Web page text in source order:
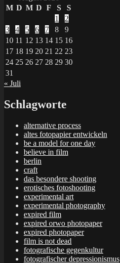
M D M D F S
S
1
2
3
4 5 6 7 8
9
10 11 12 13 14 15 16
17 18 19 20 21 22 23
24 25 26 27 28 29 30
31
« Juli
Schlagworte
alternative process
altes fotopapier entwickeln
be a model for one day
believe in film
berlin
craft
das besondere shooting
erotisches fotoshooting
experimental art
experimental photography
expired film
expired orwo photopaper
expired photopaper
film is not dead
fotografische gegenkultur
fotografischer depressionismus